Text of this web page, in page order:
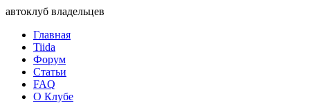
автоклуб владельцев
Главная
Tiida
Форум
Статьи
FAQ
О Клубе